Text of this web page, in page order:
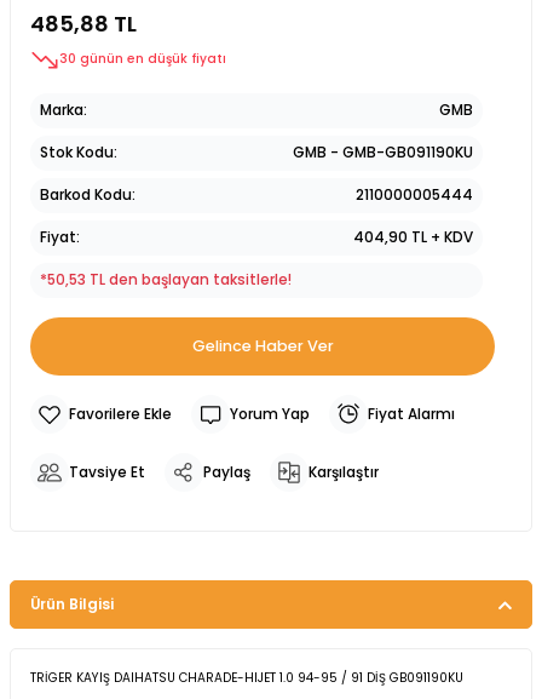
485,88 TL
30 günün en düşük fiyatı
Marka GMB
Stok Kodu GMB - GMB-GB091190KU
Barkod Kodu 2110000005444
Fiyat 404,90 TL + KDV
*50,53 TL den başlayan taksitlerle!
Gelince Haber Ver
Yorum Yap Fiyat Alarmı
Tavsiye Et Paylaş Karşılaştır
Ürün Bilgisi
TRİGER KAYIŞ DAIHATSU CHARADE-HIJET 1.0 94-95 / 91 DİŞ GB091190KU